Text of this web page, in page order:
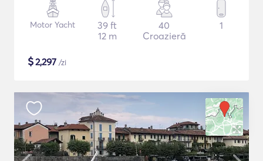
Motor Yacht
39 ft
12 m
40
Croazieră
1
$2,297 /zi